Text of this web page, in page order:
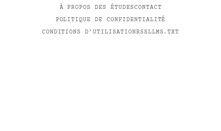
À PROPOS DES ÉTUDESCONTACT
POLITIQUE DE CONFIDENTIALITÉ
CONDITIONS D'UTILISATIONRSSLLMS.TXT